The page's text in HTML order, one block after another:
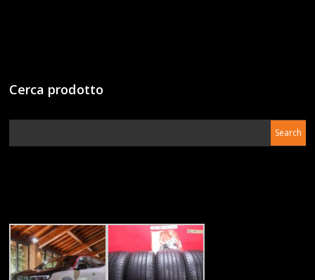
Cerca prodotto